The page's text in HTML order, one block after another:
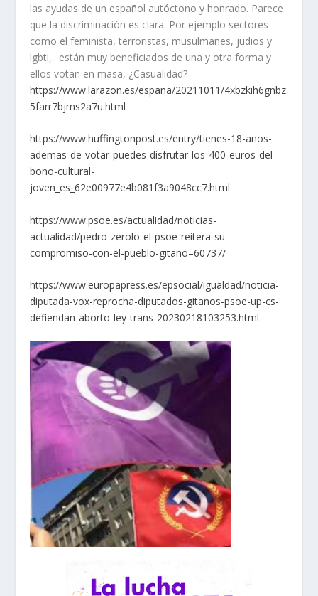
las ayudas de un español autóctono y honrado. Parece
que la discriminación es clara. Por ejemplo sectores
como el feminista, terroristas, musulmanes, judios y
lgbti,.. están muy beneficiados de una y otra forma y
ellos votan en masa, ¿Casualidad?
https://www.larazon.es/espana/20211011/4xbzkih6gnbz
5farr7bjms2a7u.html
https://www.huffingtonpost.es/entry/tienes-18-anos-
ademas-de-votar-puedes-disfrutar-los-400-euros-del-
bono-cultural-
joven_es_62e00977e4b081f3a9048cc7.html
https://www.psoe.es/actualidad/noticias-
actualidad/pedro-zerolo-el-psoe-reitera-su-
compromiso-con-el-pueblo-gitano–60737/
https://www.europapress.es/epsocial/igualdad/noticia-
diputada-vox-reprocha-diputados-gitanos-psoe-up-cs-
defiendan-aborto-ley-trans-20230218103253.html